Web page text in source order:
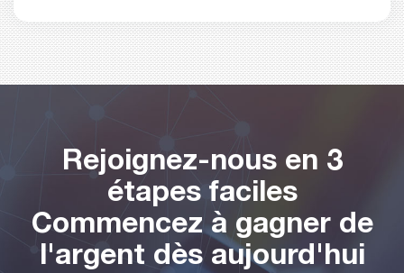
Rejoignez-nous en 3
étapes faciles
Commencez à gagner de
l'argent dès aujourd'hui